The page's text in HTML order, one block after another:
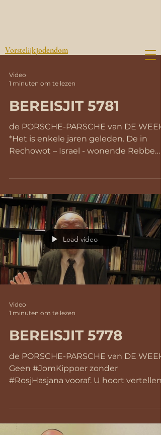
VorstelijkJodendom
Video
1 minuten om te lezen
BEREISJIT 5781
de PORSCHE-PARSCHE van DE WEEK
*Het is enkele jaren geleden. De in
Rechowot – Israel - wonende Rebbe
over de strijd van Gog en Magog
geprofeteerd. Dat zal een strijd zijn
voorafgaande aan de komst van de
Masjieach.’ En nu komt zijn
buitengewone, onverwachte,
verbluffende verklaring: ‘Die strijd
niet een gebruikelijke wereldwijde
oorlog met vernietigende wapens
Load video
Video
1 minuten om te lezen
BEREISJIT 5778
de PORSCHE-PARSCHE van DE WEEK
Geen #JomKippoer zonder
#RosjHasjana vooraf. U hoort vertellen